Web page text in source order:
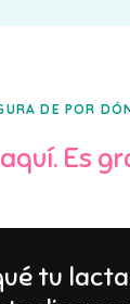
DE POR
Es
tu